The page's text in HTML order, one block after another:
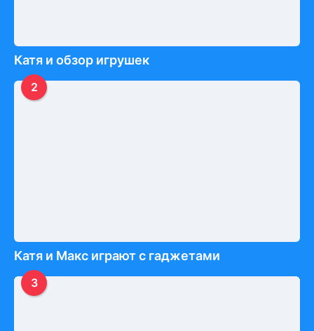
Катя и обзор игрушек
2
Катя и Макс играют с гаджетами
3